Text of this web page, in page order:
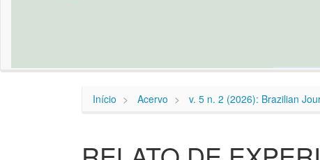
Início Acervo v. 5 n. 2 (2026): Brazilian